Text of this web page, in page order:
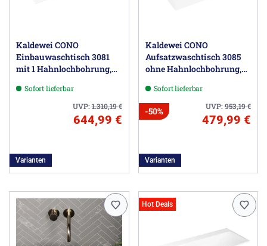
Kaldewei CONO
Einbauwaschtisch 3081
mit 1 Hahnlochbohrung,
Sofort lieferbar
UVP:1.310,19€
644,99 €
Varianten
Kaldewei CONO
Aufsatzwaschtisch 3085
ohne Hahnlochbohrung,
Sofort lieferbar
UVP:953,19€
-50%
479,99 €
Varianten
Hot Deals